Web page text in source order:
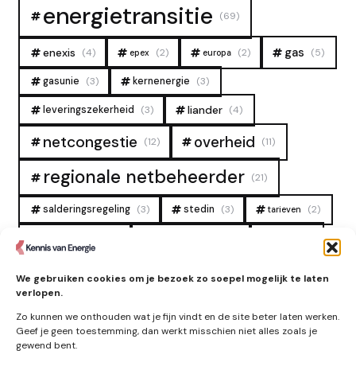
We gebruiken cookies om je bezoek zo soepel mogelijk te laten
verlopen.
Zo kunnen we onthouden wat je fijn vindt en de site beter laten werken.
Geef je geen toestemming, dan werkt misschien niet alles zoals je
gewend bent.
energietransitie (69)
enexis (4) epex (2) europa (2) gas (5)
gasunie (3) kernenergie (3)
leveringszekerheid (3) liander (4)
netcongestie (12) overheid (11)
regionale netbeheerder (21)
salderingsregeling (3) stedin (3) tarieven (2)
tennet
zonne-energie (9)